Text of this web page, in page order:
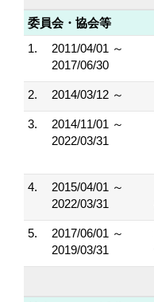
委員会・協会等
1.
2011/04/01 ～
2017/06/30
2. 2014/03/12 ～
3.
2014/11/01 ～
2022/03/31
4.
2015/04/01 ～
2022/03/31
5.
2017/06/01 ～
2019/03/31